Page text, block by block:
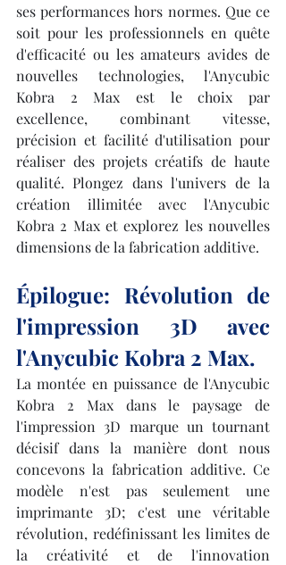
ses performances hors normes. Que ce
soit pour les professionnels en quête
d'efficacité ou les amateurs avides de
nouvelles technologies, l'Anycubic
Kobra 2 Max est le choix par
excellence, combinant vitesse,
précision et facilité d'utilisation pour
réaliser des projets créatifs de haute
qualité. Plongez dans l'univers de la
création illimitée avec l'Anycubic
Kobra 2 Max et explorez les nouvelles
dimensions de la fabrication additive.
Épilogue: Révolution de
l'impression 3D avec
l'Anycubic Kobra 2 Max.
La montée en puissance de l'Anycubic
Kobra 2 Max dans le paysage de
l'impression 3D marque un tournant
décisif dans la manière dont nous
concevons la fabrication additive. Ce
modèle n'est pas seulement une
imprimante 3D; c'est une véritable
révolution, redéfinissant les limites de
la créativité et de l'innovation